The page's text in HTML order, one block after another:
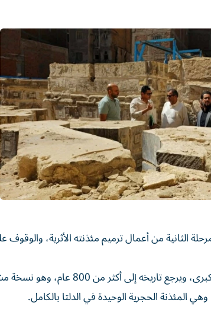
الثانية من أعمال ترميم مئذنته الأثرية،
ويعد جامع المتولي من أبرز المعالم الدينية والأثرية في
المئذنة الحجرية الوحيدة في الدلتا بالكامل.